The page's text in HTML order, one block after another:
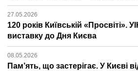
27.05.2026
120 років Київській «Просвіті».
виставку до Дня Києва
08.05.2026
Пам’ять, що застерігає. У Києві